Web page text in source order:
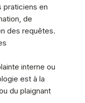
praticiens en
de
des requêtes.
interne ou
est à la
du plaignant